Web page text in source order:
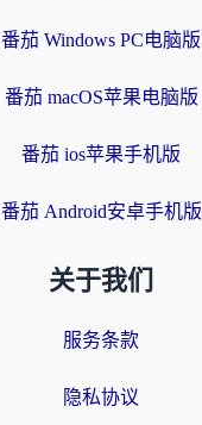
番茄 Windows PC电脑版
番茄 macOS苹果电脑版
番茄 ios苹果手机版
番茄 Android安卓手机版
关于我们
服务条款
隐私协议